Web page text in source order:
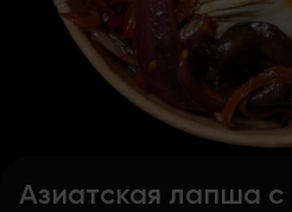
Азиатская лапша